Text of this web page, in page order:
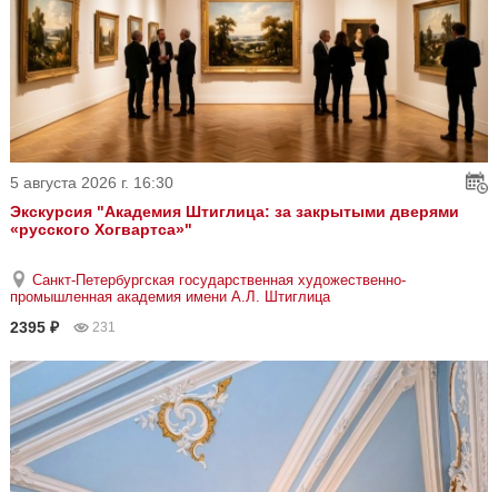
5 августа 2026 г. 16:30
Экскурсия "Академия Штиглица: за закрытыми дверями
«русского Хогвартса»"
Санкт-Петербургская государственная художественно-
промышленная академия имени А.Л. Штиглица
2395 ₽ 231